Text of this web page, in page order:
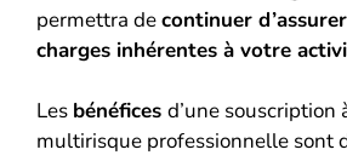
permettra decontinuer
charges inhérentes à votre
Les bénéfices d’une souscription
multirisque professionnelle sont